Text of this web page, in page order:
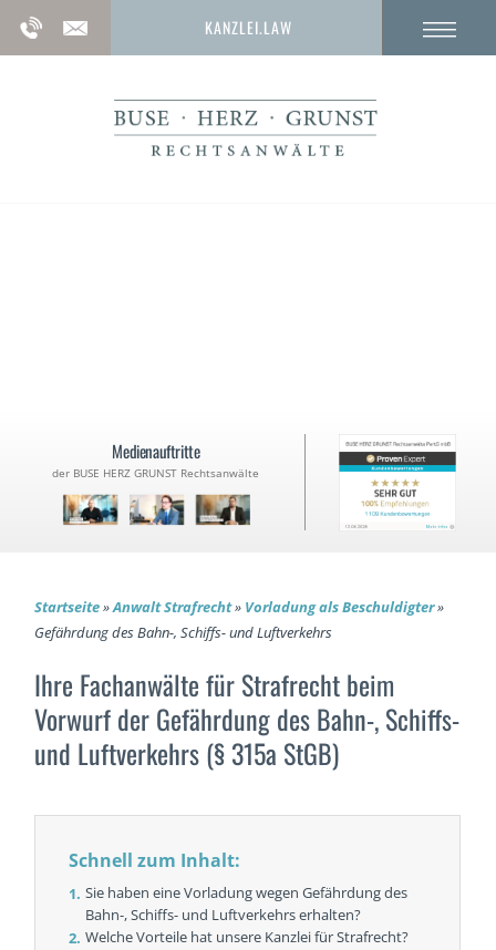
KANZLEI.LAW
Medienauftritte
der BUSE HERZ GRUNST Rechtsanwälte
Startseite»Anwalt Strafrecht» Vorladung als Beschuldigter»
Gefährdung des Bahn-, Schiffs- und Luftverkehrs
Ihre Fachanwälte für Strafrecht beim
Vorwurf der Gefährdung des Bahn-, Schiffs-
und Luftverkehrs (§ 315a StGB)
Schnell zum Inhalt:
Sie haben eine Vorladung wegen Gefährdung des
Bahn-, Schiffs- und Luftverkehrs erhalten?
Welche Vorteile hat unsere Kanzlei für Strafrecht?